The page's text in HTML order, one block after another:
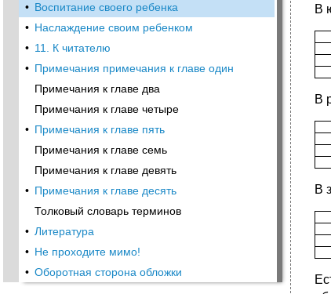
• Воспитание своего ребенка
• Наслаждение своим ребенком
• 11. К читателю
• Примечания примечания к главе один
Примечания к главе два
Примечания к главе четыре
• Примечания к главе пять
Примечания к главе семь
Примечания к главе девять
• Примечания к главе десять
Толковый словарь терминов
• Литература
• Не проходите мимо!
• Оборотная сторона обложки
В
В
В